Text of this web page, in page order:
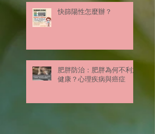
快篩陽性怎麼辦？
肥胖防治：肥胖為何不利於
健康？心理疾病與癌症